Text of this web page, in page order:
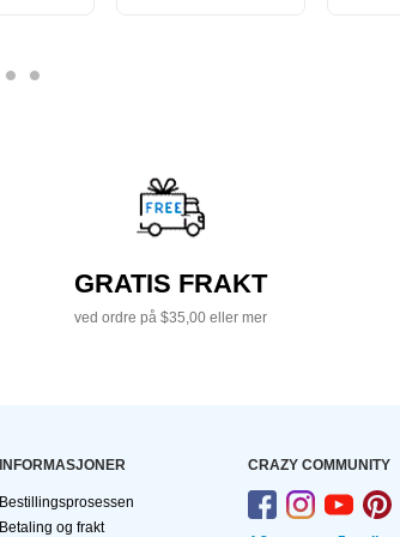
GRATIS FRAKT
ved ordre på $35,00 eller mer
INFORMASJONER
Bestillingsprosessen
Betaling og frakt
CRAZY COMMUNITY